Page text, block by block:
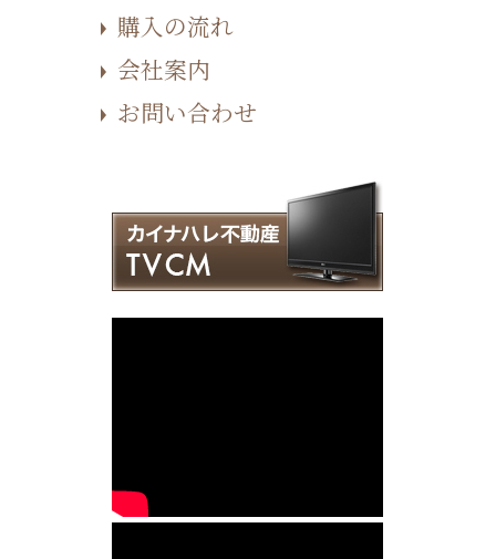
購入の流れ
会社案内
お問い合わせ